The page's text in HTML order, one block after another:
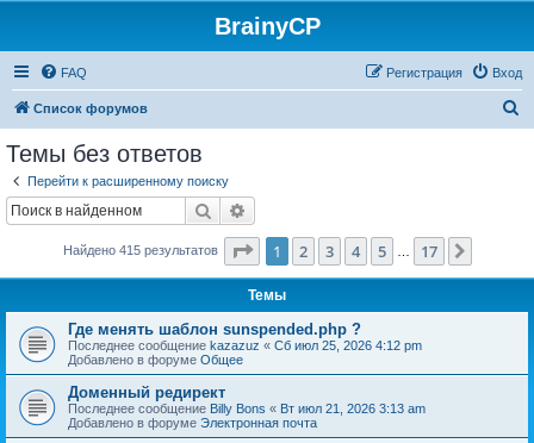
BrainyCP
FAQ Вход
Регистрация
Список форумов
Темы без ответов
Перейти к расширенному поиску
Поиск
Найдено 415 результатов Страница из 17
1 2 3 4 5 17
Темы
Где менять шаблон sunspended.php ?
Последнее сообщение kazazuz « Сб июл 25, 2026 4:12 pm
Добавлено в форуме Общее
Доменный редирект
Последнее сообщение Billy Bons « Вт июл 21, 2026 3:13 am
Добавлено в форуме Электронная почта